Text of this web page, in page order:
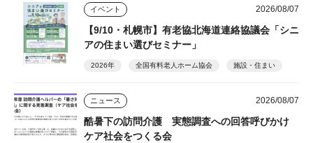
イベント 2026/08/07
【9/10・札幌市】有老協北海道連絡協議会「シニ
アの住まい選びセミナー」
2026年 全国有料老人ホーム協会 施設・住まい
ニュース 2026/08/07
酷暑下の訪問介護 実態調査への回答呼びかけ
ケア社会をつくる会